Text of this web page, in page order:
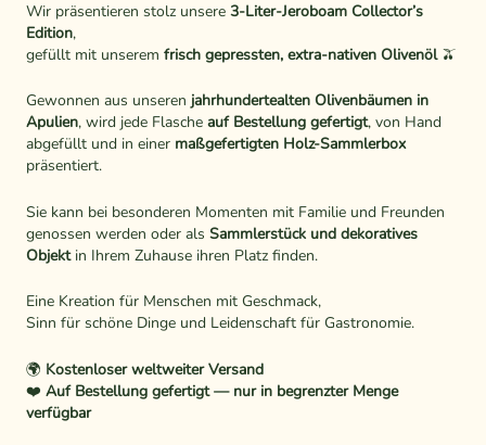
Wir präsentieren stolz unsere 3-Liter-Jeroboam Collector’s
Edition,
gefüllt mit unserem frisch gepressten, extra-nativen Olivenöl🫒
Gewonnen aus unseren jahrhundertealten Olivenbäumen in
Apulien, wird jede Flasche auf Bestellung gefertigt, von Hand
abgefüllt und in einer maßgefertigten Holz-Sammlerbox
präsentiert.
Sie kann bei besonderen Momenten mit Familie und Freunden
genossen werden oder als Sammlerstück und dekoratives
Objektin Ihrem Zuhause ihren Platz finden.
Eine Kreation für Menschen mit Geschmack,
Sinn für schöne Dinge und Leidenschaft für Gastronomie.
🌍 Kostenloser weltweiter Versand
❤️ Auf Bestellung gefertigt — nur in begrenzter Menge
verfügbar